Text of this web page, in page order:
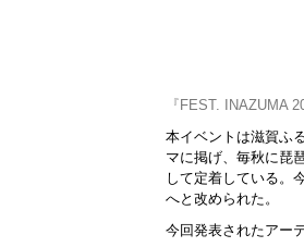
『FEST. INAZUMA
本イベントは滋賀ふ
マに掲げ、毎秋に琵
して定着している。
へと改められた。
今回発表されたアー